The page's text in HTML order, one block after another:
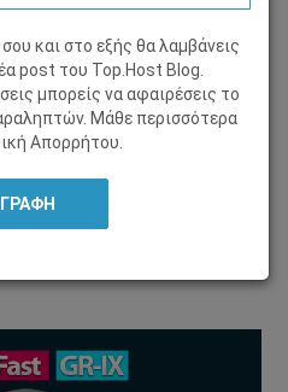
Άλκηστη Κατσαντώνη
και στο εξής θα λαμβάνεις
post του Τοp.Host Blog.
μπορείς να αφαιρέσεις το
Μάθε περισσότερα
Απορρήτου.